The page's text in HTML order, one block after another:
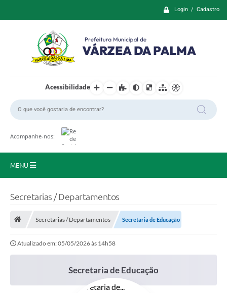
Login / Cadastro
Acessibilidade
Acompanhe-nos:
MENU
Cidadão
Secretarias / Departamentos
Secretarias / Departamentos Secretaria de Educação
Atualizado em: 05/05/2026 às 14h58
Secretaria de Educação